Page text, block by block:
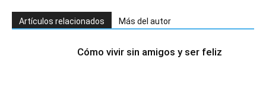
Artículos relacionados Más del autor
Cómo vivir sin amigos y ser feliz